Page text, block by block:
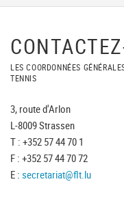
LES COORDONNÉES
TENNIS
3, route d'Arlon
L-8009 Strassen
T : +352 57 44 70 1
F : +352 57 44 70 72
E : secretariat@flt.lu